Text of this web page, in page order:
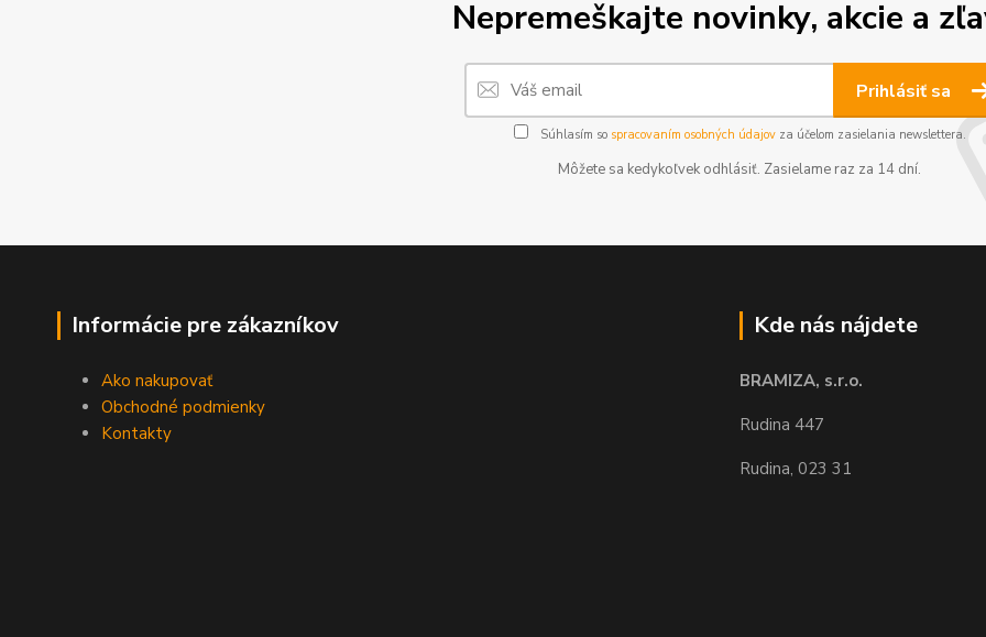
Nepremeškajte novinky, akcie a
Prihlásiť sa
Súhlasím so spracovaním osobných údajovza účelom zasielania newslettera.
Môžete sa kedykoľvek odhlásiť. Zasielame raz za 14 dní.
Informácie pre zákazníkov
Ako nakupovať
Obchodné podmienky
Kontakty
Kde nás nájdete
BRAMIZA, s.r.o.
Rudina 447
Rudina, 023 31